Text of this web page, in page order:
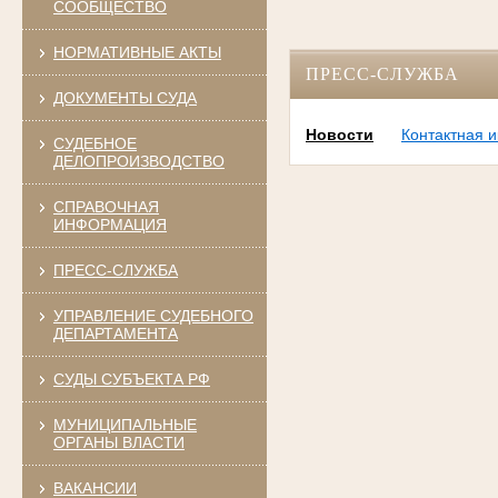
СООБЩЕСТВО
НОРМАТИВНЫЕ АКТЫ
ДОКУМЕНТЫ СУДА
СУДЕБНОЕ
ДЕЛОПРОИЗВОДСТВО
СПРАВОЧНАЯ
ИНФОРМАЦИЯ
ПРЕСС-СЛУЖБА
УПРАВЛЕНИЕ СУДЕБНОГО
ДЕПАРТАМЕНТА
СУДЫ СУБЪЕКТА РФ
МУНИЦИПАЛЬНЫЕ
ОРГАНЫ ВЛАСТИ
ВАКАНСИИ
ПРЕСС-СЛУЖБА
Новости Контактная